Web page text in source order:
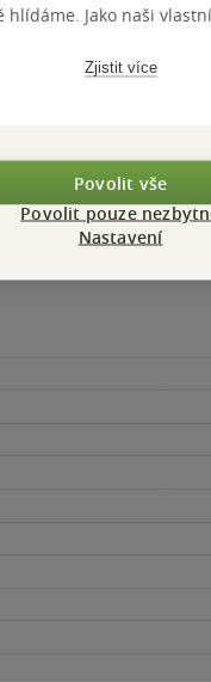
hlídáme. Jako naši
Zjistit více
Povolit vše
Povolit pouze
Nastavení